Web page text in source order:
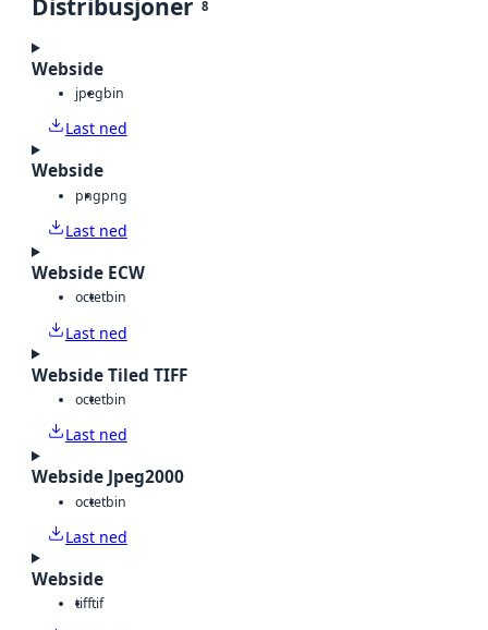
Distribusjoner 8
Webside
jpegbin
Last ned
Webside
pngpng
Last ned
Webside ECW
octetbin
Last ned
Webside Tiled TIFF
octetbin
Last ned
Webside Jpeg2000
octetbin
Last ned
Webside
tifftif